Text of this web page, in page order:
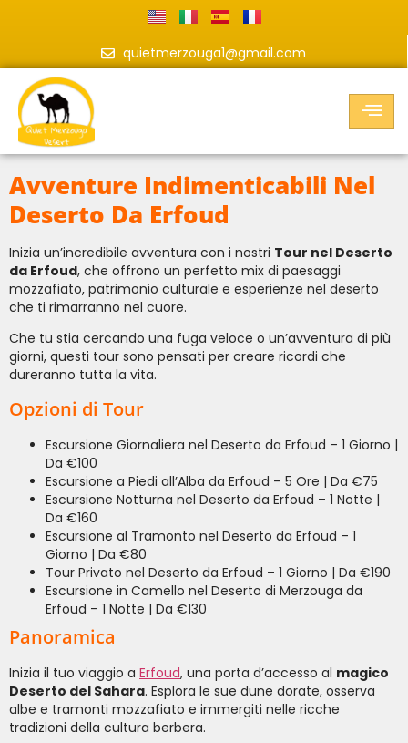
quietmerzouga1@gmail.com
Avventure Indimenticabili Nel
Deserto Da Erfoud
Inizia un’incredibile avventura con i nostri Tour nel Deserto
da Erfoud, che offrono un perfetto mix di paesaggi
mozzafiato, patrimonio culturale e esperienze nel deserto
che ti rimarranno nel cuore.
Che tu stia cercando una fuga veloce o un’avventura di più
giorni, questi tour sono pensati per creare ricordi che
dureranno tutta la vita.
Opzioni di Tour
Escursione Giornaliera nel Deserto da Erfoud – 1 Giorno |
Da €100
Escursione a Piedi all’Alba da Erfoud – 5 Ore | Da €75
Escursione Notturna nel Deserto da Erfoud – 1 Notte |
Da €160
Escursione al Tramonto nel Deserto da Erfoud – 1
Giorno | Da €80
Tour Privato nel Deserto da Erfoud – 1 Giorno | Da €190
Escursione in Camello nel Deserto di Merzouga da
Erfoud – 1 Notte | Da €130
Panoramica
Inizia il tuo viaggio a Erfoud, una porta d’accesso al magico
Deserto del Sahara. Esplora le sue dune dorate, osserva
albe e tramonti mozzafiato e immergiti nelle ricche
tradizioni della cultura berbera.